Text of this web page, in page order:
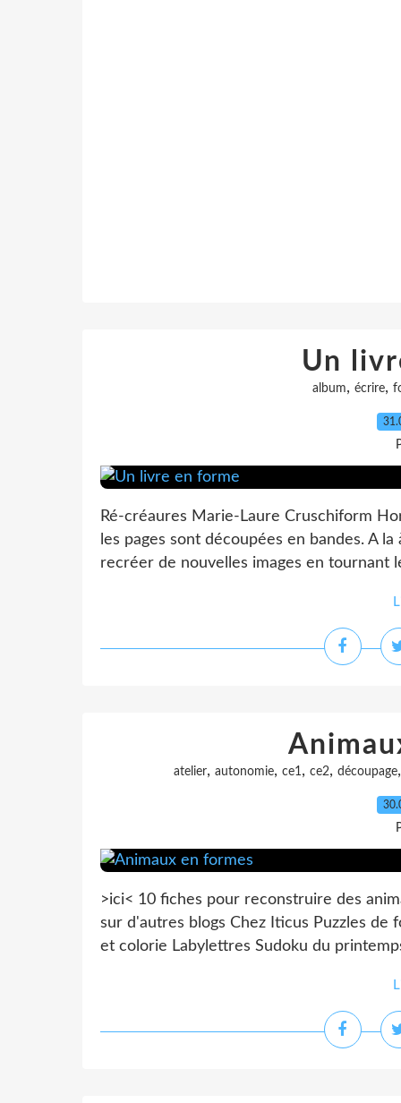
Un
album, écrire,
Ré-créaures Marie-Laure Cruschiform
les pages sont découpées en bandes. A
recréer de nouvelles images en tournant
atelier, autonomie, ce1, ce2, découpage
>ici< 10 fiches pour reconstruire des
sur d'autres blogs Chez Iticus Puzzles
et colorie Labylettres Sudoku du